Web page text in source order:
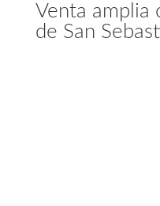
Venta amplia
de San